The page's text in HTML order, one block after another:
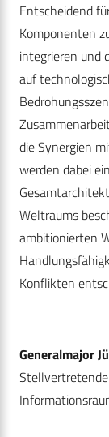
Entscheidend
Komponenten
integrieren und
auf
die Synergien
werden dabei
Weltraums
ambitionierten
Konflikten
Generalmajor